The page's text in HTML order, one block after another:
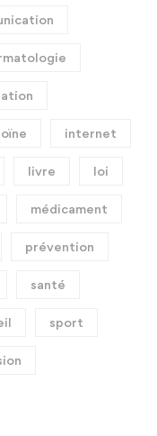
internet
livre loi
médicament
prévention
santé
sport